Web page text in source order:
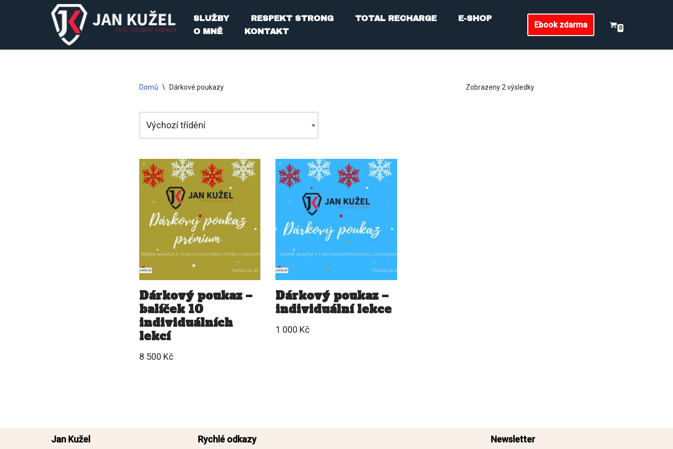
SLUŽBY RESPEKT STRONG TOTAL RECHARGE
E-SHOP
O MNĚ
KONTAKT
Ebook zdarma 0
Domů \ Dárkové poukazy Zobrazeny 2 výsledky
Dárkový poukaz –
balíček 10
individuálních
lekcí
8 500 Kč
Dárkový poukaz –
individuální lekce
1 000 Kč
Jan Kužel Rychlé odkazy Newsletter